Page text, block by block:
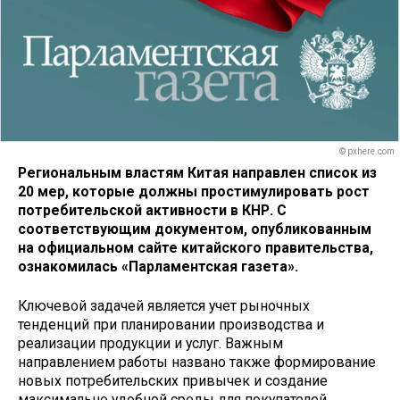
© pxhere.com
Региональным властям Китая направлен список из
20 мер, которые должны простимулировать рост
потребительской активности в КНР. С
соответствующим документом, опубликованным
на официальном сайте китайского правительства,
ознакомилась «Парламентская газета».
Ключевой задачей является учет рыночных
тенденций при планировании производства и
реализации продукции и услуг. Важным
направлением работы названо также формирование
новых потребительских привычек и создание